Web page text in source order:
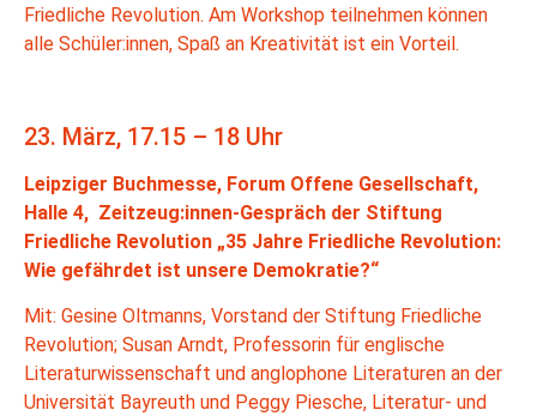
Friedliche Revolution. Am Workshop teilnehmen können
alle Schüler:innen, Spaß an Kreativität ist ein Vorteil.
23. März, 17.15 – 18 Uhr
Leipziger Buchmesse, Forum Offene Gesellschaft,
Halle 4, Zeitzeug:innen-Gespräch der Stiftung
Friedliche Revolution „35 Jahre Friedliche Revolution:
Wie gefährdet ist unsere Demokratie?“
Mit: Gesine Oltmanns, Vorstand der Stiftung Friedliche
Revolution; Susan Arndt, Professorin für englische
Literaturwissenschaft und anglophone Literaturen an der
Universität Bayreuth und Peggy Piesche, Literatur- und